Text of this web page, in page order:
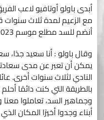
أبدى باولو أوتافيو لاعب
مع الزعيم لمدة ثلاث سنوات
أنضم للسد مطلع موسم 2023-2024.
وقال باولو : أنا سعيد جدًا،
يمكن أن تعبر عن مدى
النادي لثلاث سنوات أخرى.
بالطريقة التي كنت دائمًا
وجماهير السد، تعاملوا معنا
أبناء وجدوا أخيرًا المكان